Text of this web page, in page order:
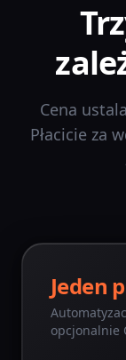
Cena
Płacicie za
Jeden
opcjonalnie